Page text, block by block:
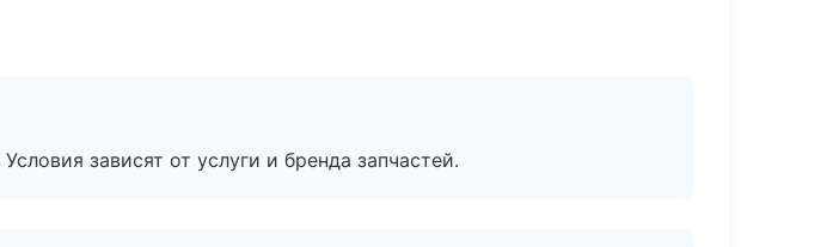
зависят от услуги и бренда запчастей.